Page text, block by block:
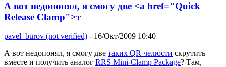
А вот недопонял, я смогу две <a href="Quick
Release Clamp">т
pavel_burov (not verified) - 16/Окт/2009 10:40
А вот недопонял, я смогу две таких QR челюсти скрутить
вместе и получить аналог RRS Mini-Clamp Package? Там,